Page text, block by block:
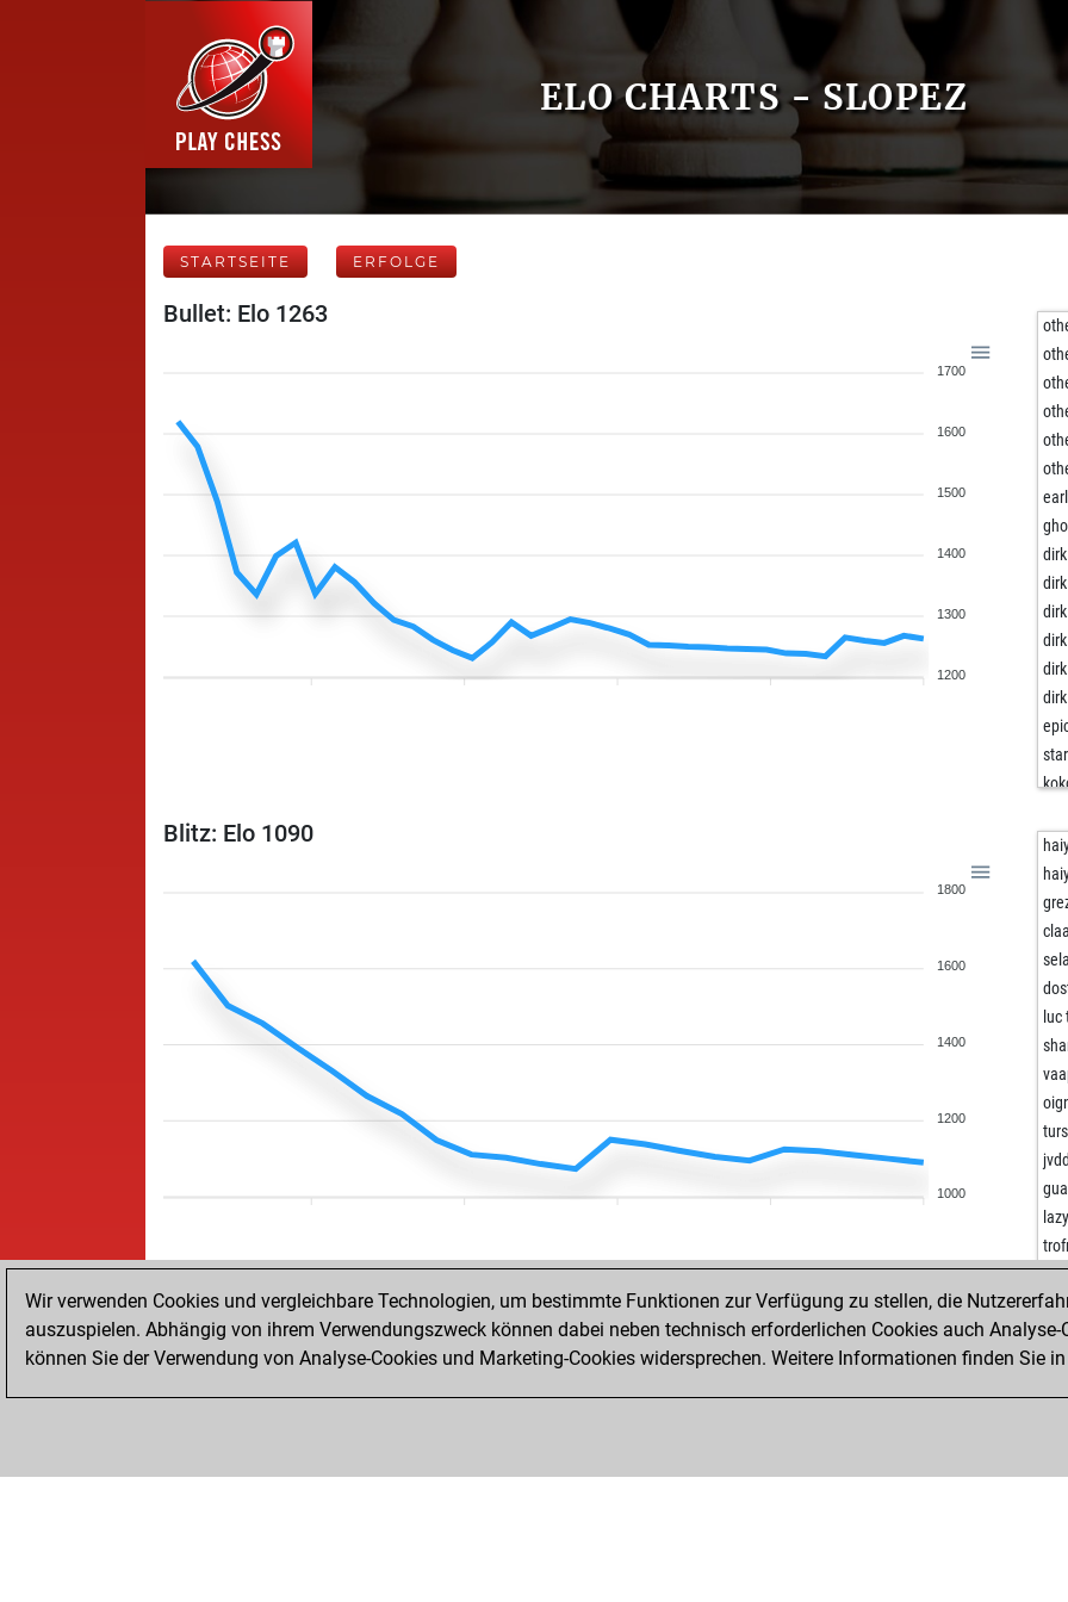
ELO CHARTS - SLOPEZ
STARTSEITE ERFOLGE
Bullet: Elo 1263
1700
1600
1500
1400
1300
1200
sa-
sa-
sa-
sa-
dz-
dz-
Blitz: Elo 1090
1800
1600
1400
1200
1000
jvdd
STARTSEITE
Wir verwenden Cookies und vergleichbare Technologien, um bestimmte Funktionen zur Verfügung zu stellen, die
auszuspielen. Abhängig von ihrem Verwendungszweck können dabei neben technisch erforderlichen Cookies auch
können Sie der Verwendung von Analyse-Cookies und Marketing-Cookies widersprechen. Weitere Informationen finden Sie